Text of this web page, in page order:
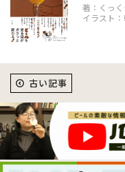
著：くっ
イラスト
古い記事